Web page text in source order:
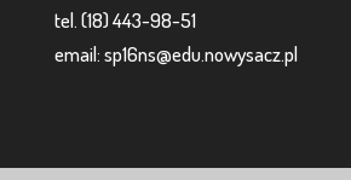
tel. (18) 443-98-51
email: sp16ns@edu.nowysacz.pl